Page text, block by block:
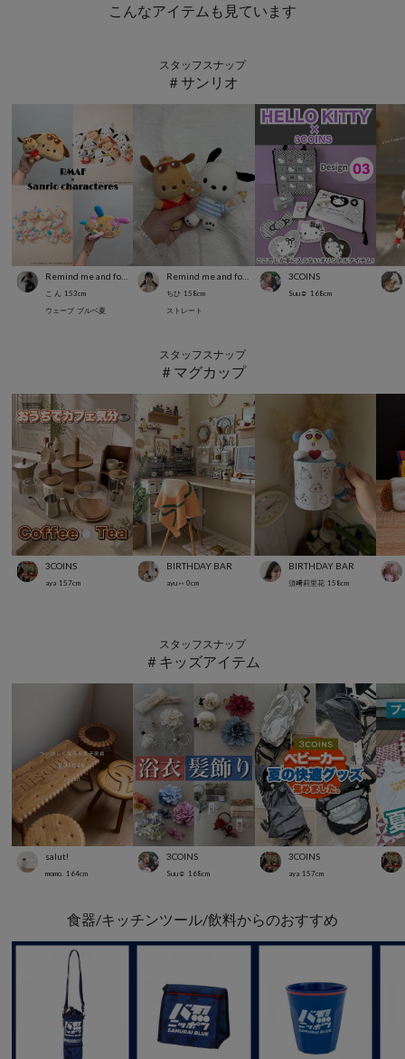
こんなアイテムも見ています
スタッフスナップ
＃サンリオ
こ ん 153cm
ウェーブ ブルベ夏
ちひ 158cm
ストレート
3COINS
Suu☺︎ 168cm
スタッフスナップ
＃マグカップ
3COINS
aya 157cm
BIRTHDAY BAR
ayu ⑅ 0cm
BIRTHDAY BAR
須﨑莉里花 158cm
スタッフスナップ
＃キッズアイテム
salut!
momo. 164cm
3COINS
Suu☺︎ 168cm
3COINS
aya 157cm
食器/キッチンツール/飲料からのおすすめ